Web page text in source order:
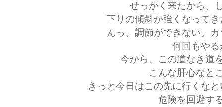
せっかく来たから、
下りの傾斜か強くなって
んっ、調節ができない。
何回もや
今から、この道なき道
こんな肝心なと
きっと今日はこの先に行くな
危険を回避す